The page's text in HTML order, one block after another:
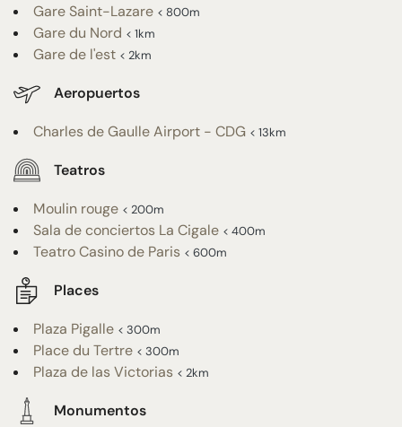
Gare Saint-Lazare < 800m
Gare du Nord < 1km
Gare de l'est < 2km
Aeropuertos
Charles de Gaulle Airport - CDG < 13km
Teatros
Moulin rouge < 200m
Sala de conciertos La Cigale < 400m
Teatro Casino de Paris < 600m
Places
Plaza Pigalle < 300m
Place du Tertre < 300m
Plaza de las Victorias < 2km
Monumentos